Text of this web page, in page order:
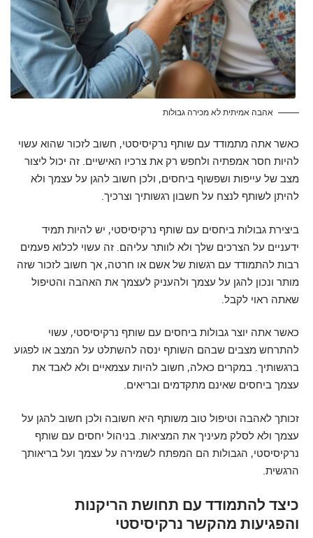
אהבה אמיתית לא מכירה גבולות
כאשר אתה מתמודד עם שותף נרקיסיסטי, חשוב לזכור שהוא עשוי
להיות חסר אמפתיה ולחפש רק את צרכיו האישיים. זה יכול ליצור
מצב של עייפות ושפשוף ביחסים, ולכן חשוב להגן על עצמך ולא
להיתן לשותף לנצח על חשבון רגשותיך וצרכיך.
ביצירת גבולות ביחסים עם שותף נרקיסיסטי, יש להיות תמיד
ידעניים על הצרכים שלך ולא לוותר עליהם. זה עשוי לכלוא פעמים
רבות להתמודד עם רגשות של אשם או חרטה, אך חשוב לזכור שזה
מותר ונכון להגן על עצמך ולהעניק לעצמך את האהבה והטיפול
שאתה ראוי לקבל.
כאשר אתה יוצר גבולות ביחסים עם שותף נרקיסיסטי, עשוי
להתרחש מצבים שבהם השותף ינסה להשתלט על המצב או לפגוע
ברגשותיך. במקרים כאלה, חשוב להיות עצמאיים ולא לאבד את
עצמך ביחסים שאינם מתקדמים ובריאים.
זכותך לאהבה וטיפול טוב משותף היא חשובה ולכן חשוב להגן על
עצמך ולא לסלק מעיניך את המציאות. בניהול יחסים עם שותף
נרקיסיסטי, הגבולות הם המפתח לשמירה על עצמך ועל בריאותך
הרגשית.
כיצד להתמודד עם תחושת הריקנות
והפגיעות מהקשר נרקיסיסטי